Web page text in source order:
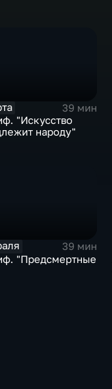
39 мин
"Искусство
народу"
39 мин
"Предсмертные